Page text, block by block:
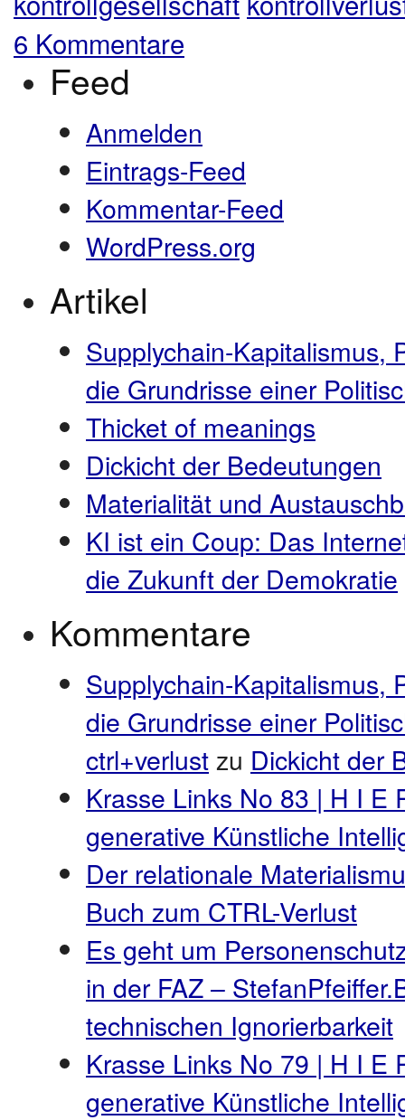
6 Kommentare
Feed
Anmelden
Eintrags-Feed
Kommentar-Feed
WordPress.org
Artikel
Supplychain-Kapitalismus,
die Grundrisse einer
Thicket of meanings
Dickicht der Bedeutungen
Materialität und
KI ist ein Coup: Das
die Zukunft der Demokratie
Kommentare
Supplychain-Kapitalismus,
die Grundrisse einer
ctrl+verlustzu Dickicht der
Krasse Links No 83 | H I E
generative Künstliche
Der relationale
Buch zum CTRL-Verlust
Es geht um
in der FAZ –
technischen Ignorierbarkeit
Krasse Links No 79 | H I E
generative Künstliche